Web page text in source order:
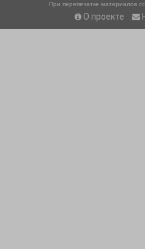
При перепечатке материалов
О проекте